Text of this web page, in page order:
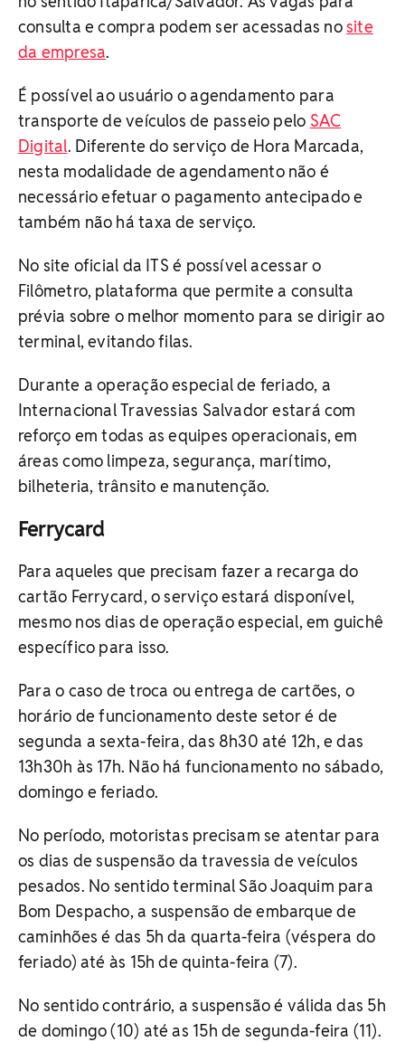
consulta e compra podem ser acessadas nosite
da empresa.
É possível ao usuário o agendamento para
transporte de veículos de passeio pelo SAC
Digital. Diferente do serviço de Hora Marcada,
nesta modalidade de agendamento não é
necessário efetuar o pagamento antecipado e
também não há taxa de serviço.
No site oficial da ITS é possível acessar o
Filômetro, plataforma que permite a consulta
prévia sobre o melhor momento para se dirigir ao
terminal, evitando filas.
Durante a operação especial de feriado, a
Internacional Travessias Salvador estará com
reforço em todas as equipes operacionais, em
áreas como limpeza, segurança, marítimo,
bilheteria, trânsito e manutenção.
Ferrycard
Para aqueles que precisam fazer a recarga do
cartão Ferrycard, o serviço estará disponível,
mesmo nos dias de operação especial, em guichê
específico para isso.
Para o caso de troca ou entrega de cartões, o
horário de funcionamento deste setor é de
segunda a sexta-feira, das 8h30 até 12h, e das
13h30h às 17h. Não há funcionamento no sábado,
domingo e feriado.
No período, motoristas precisam se atentar para
os dias de suspensão da travessia de veículos
pesados. No sentido terminal São Joaquim para
Bom Despacho, a suspensão de embarque de
caminhões é das 5h da quarta-feira (véspera do
feriado) até às 15h de quinta-feira (7).
No sentido contrário, a suspensão é válida das 5h
de domingo (10) até as 15h de segunda-feira (11).